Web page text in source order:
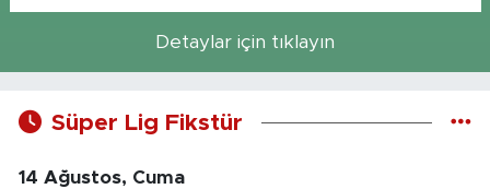
Detaylar için tıklayın
Süper Lig Fikstür
14 Ağustos, Cuma